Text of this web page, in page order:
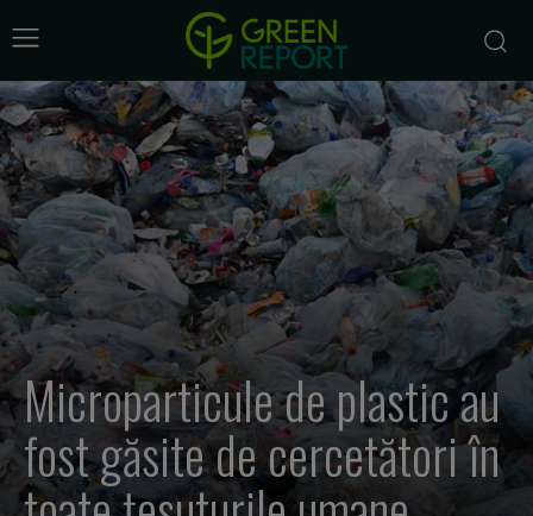
Microparticule de plastic au
fost găsite de cercetători în